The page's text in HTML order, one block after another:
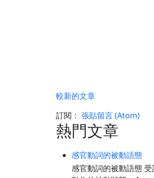
較新的文章
訂閱： 張貼留言 (Atom)
熱門文章
感官動詞的被動語態
感官動詞的被動語態